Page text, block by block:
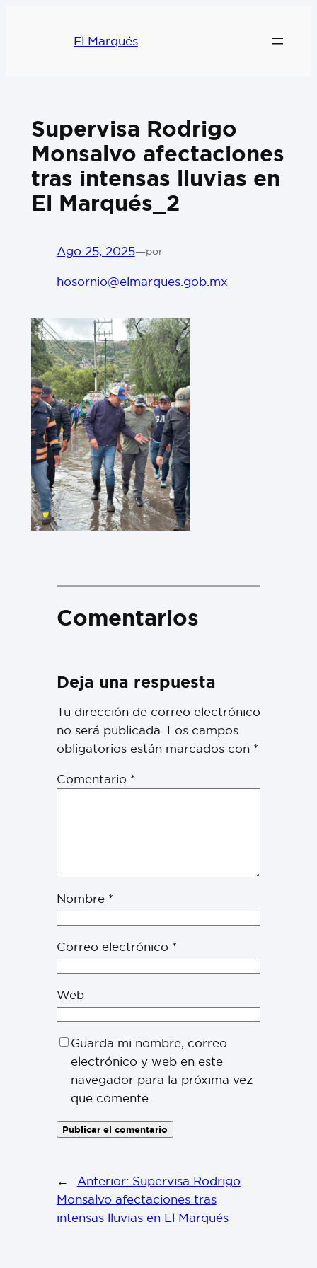
El Marqués
Supervisa Rodrigo
Monsalvo afectaciones
tras intensas lluvias en
El Marqués_2
Ago 25, 2025—por
hosornio@elmarques.gob.mx
Comentarios
Deja una respuesta
Tu dirección de correo electrónico
no será publicada. Los campos
obligatorios están marcados con *
Comentario *
Nombre *
Correo electrónico *
Web
Guarda mi nombre, correo
electrónico y web en este
navegador para la próxima vez
que comente.
← Anterior: Supervisa Rodrigo
Monsalvo afectaciones tras
intensas lluvias en El Marqués